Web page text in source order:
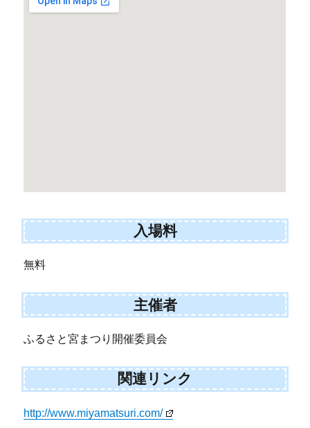
入場料
無料
主催者
ふるさと宮まつり開催委員会
関連リンク
http://www.miyamatsuri.com/